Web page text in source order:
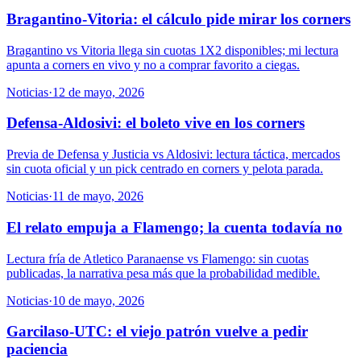
Bragantino-Vitoria: el cálculo pide mirar los corners
Bragantino vs Vitoria llega sin cuotas 1X2 disponibles; mi lectura
apunta a corners en vivo y no a comprar favorito a ciegas.
Noticias·12 de mayo, 2026
Defensa-Aldosivi: el boleto vive en los corners
Previa de Defensa y Justicia vs Aldosivi: lectura táctica, mercados
sin cuota oficial y un pick centrado en corners y pelota parada.
Noticias·11 de mayo, 2026
El relato empuja a Flamengo; la cuenta todavía no
Lectura fría de Atletico Paranaense vs Flamengo: sin cuotas
publicadas, la narrativa pesa más que la probabilidad medible.
Noticias·10 de mayo, 2026
Garcilaso-UTC: el viejo patrón vuelve a pedir
paciencia